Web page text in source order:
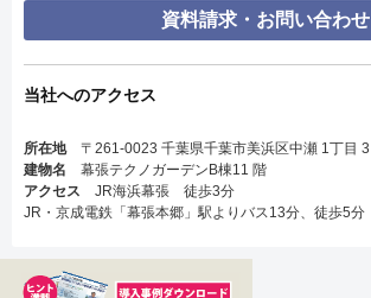
資料請求・お問い合わせ
当社へのアクセス
所在地〒261-0023 千葉県千葉市美浜区中瀬 1丁目 3
建物名 幕張テクノガーデンB棟11 階
アクセス JR海浜幕張 徒歩3分
JR・京成電鉄「幕張本郷」駅よりバス13分、徒歩5分